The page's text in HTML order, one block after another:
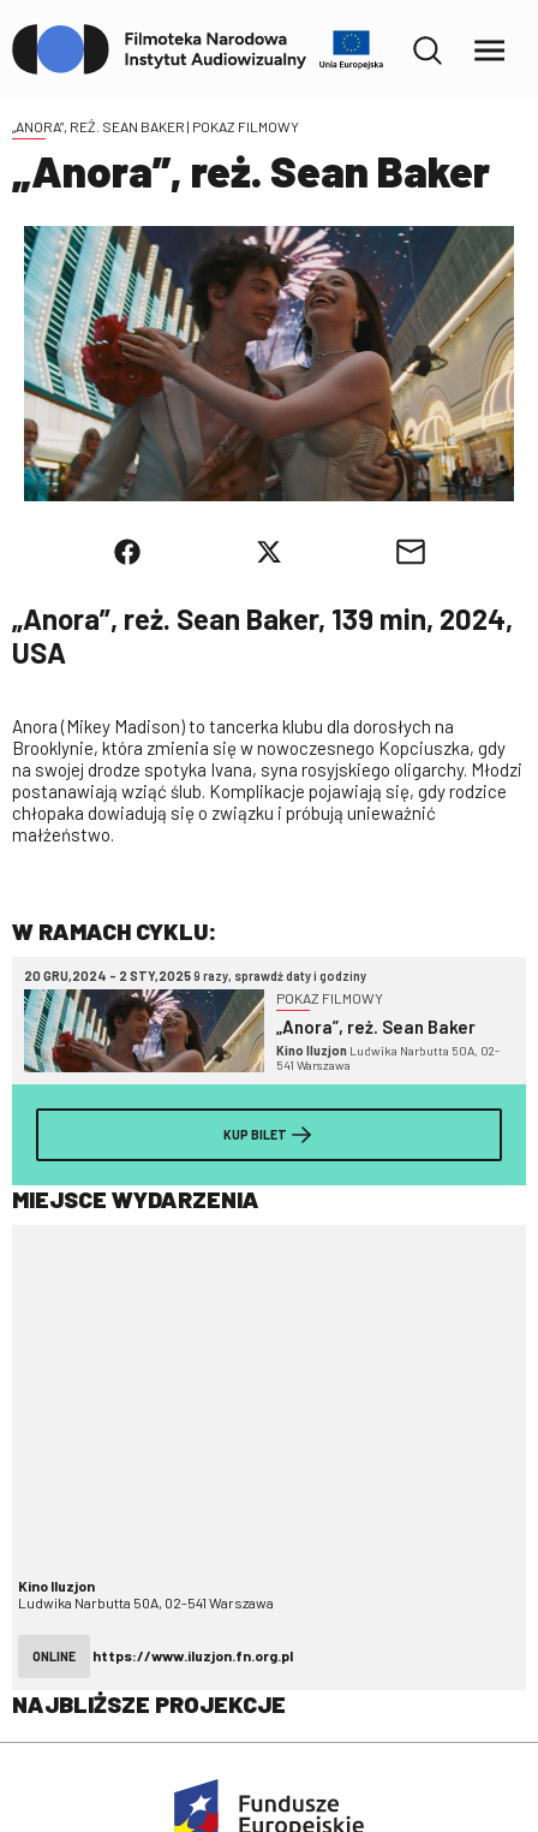
„ANORA”, REŻ. SEAN BAKER | POKAZ FILMOWY
„Anora”, reż. Sean Baker
„Anora”, reż. Sean Baker, 139 min, 2024,
USA
Anora (Mikey Madison) to tancerka klubu dla dorosłych na
Brooklynie, która zmienia się w nowoczesnego Kopciuszka, gdy
na swojej drodze spotyka Ivana, syna rosyjskiego oligarchy. Młodzi
postanawiają wziąć ślub. Komplikacje pojawiają się, gdy rodzice
chłopaka dowiadują się o związku i próbują unieważnić
małżeństwo.
W RAMACH CYKLU:
20 GRU,2024 - 2 STY,20259 razy, sprawdź daty i godziny
POKAZ FILMOWY
„Anora”, reż. Sean Baker
Kino Iluzjon Ludwika Narbutta 50A, 02-
541 Warszawa
KUP BILET
MIEJSCE WYDARZENIA
Kino Iluzjon
Ludwika Narbutta 50A, 02-541 Warszawa
ONLINE https://www.iluzjon.fn.org.pl
NAJBLIŻSZE PROJEKCJE